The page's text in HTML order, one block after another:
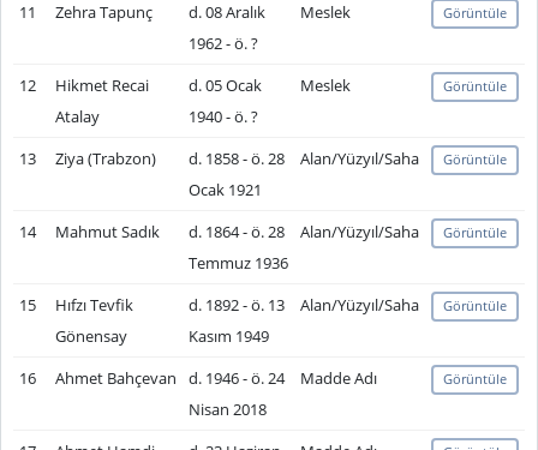
11 Zehra Tapunç
d. 08 Aralık
1962 - ö. ?
Meslek Görüntüle
12
Hikmet Recai
Atalay
d. 05 Ocak
1940 - ö. ?
Meslek Görüntüle
13 Ziya (Trabzon)
d. 1858 - ö. 28
Ocak 1921
Alan/Yüzyıl/Saha Görüntüle
14 Mahmut Sadık
d. 1864 - ö. 28
Temmuz 1936
Alan/Yüzyıl/Saha Görüntüle
15
Hıfzı Tevfik
Gönensay
d. 1892 - ö. 13
Kasım 1949
Alan/Yüzyıl/Saha Görüntüle
16 Ahmet Bahçevan
d. 1946 - ö. 24
Nisan 2018
Madde Adı Görüntüle